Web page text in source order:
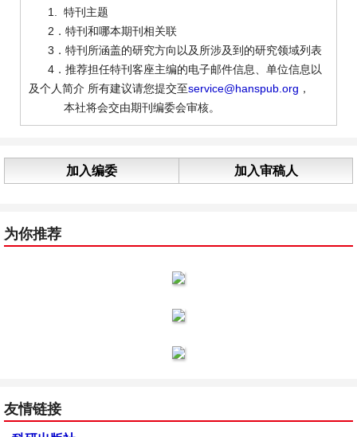
1. 特刊主题
2．特刊和哪本期刊相关联
3．特刊所涵盖的研究方向以及所涉及到的研究领域列表
4．推荐担任特刊客座主编的电子邮件信息、单位信息以
及个人简介 所有建议请您提交至service@hanspub.org ，
本社将会交由期刊编委会审核。
加入编委 加入审稿人
为你推荐
友情链接